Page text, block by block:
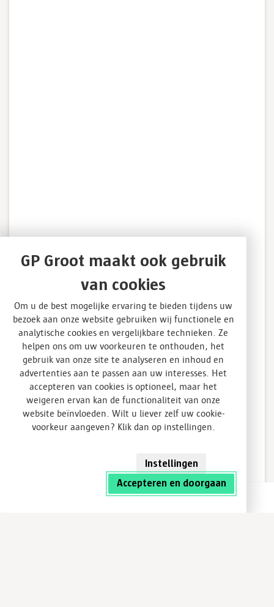
Direct contact
GP Groot maakt ook gebruik
van cookies
Om u de best mogelijke ervaring te bieden tijdens uw
bezoek aan onze website gebruiken wij functionele en
analytische cookies en vergelijkbare technieken. Ze
helpen ons om uw voorkeuren te onthouden, het
gebruik van onze site te analyseren en inhoud en
advertenties aan te passen aan uw interesses. Het
accepteren van cookies is optioneel, maar het
weigeren ervan kan de functionaliteit van onze
website beïnvloeden. Wilt u liever zelf uw cookie-
voorkeur aangeven? Klik dan op instellingen.
Instellingen
Accepteren en doorgaan